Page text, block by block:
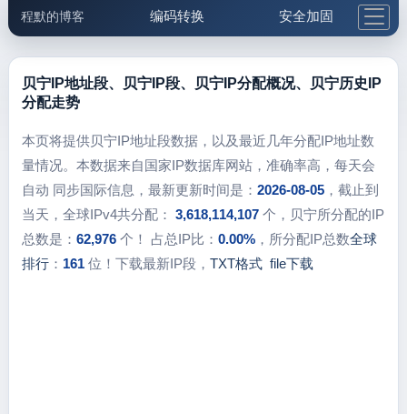
程默的博客 编码转换 安全加固
邮件工具 生活便民 更多工具
贝宁IP地址段、贝宁IP段、贝宁IP分配概况、贝宁历史IP
分配走势
本页将提供贝宁IP地址段数据，以及最近几年分配IP地址数
量情况。本数据来自国家IP数据库网站，准确率高，每天会
自动 同步国际信息，最新更新时间是： 2026-08-05，截止到
当天，全球IPv4共分配： 3,618,114,107个，贝宁所分配的IP
总数是： 62,976个！ 占总IP比： 0.00%，所分配IP总数全球
排行： 161位！下载最新IP段， TXT格式 file下载